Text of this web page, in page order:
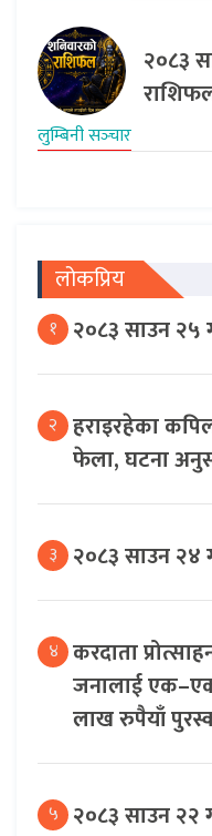
२०८३
लुम्बिनी सञ्‍चार
लोकप्रिय
१ २०८३ साउन २५
२ हराइरहेका
फेला, घटना
३ २०८३ साउन
४ करदाता
जनालाई
लाख रुपैयाँ
५ २०८३ साउन २२